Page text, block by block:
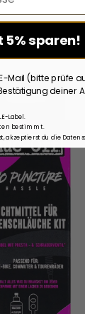
5% sparen!
Mail (bitte prüfe
deiner
Label.
bestimmt.
akzeptierst du die